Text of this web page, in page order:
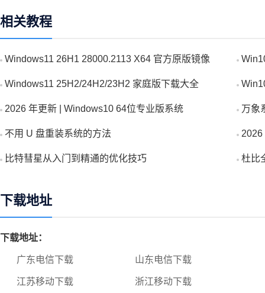
相关教程
Windows11 26H1 28000.2113 X64 官方原版镜像
Windows11 25H2/24H2/23H2 家庭版下载大全
2026 年更新 | Windows10 64位专业版系统 万象
不用 U 盘重装系统的方法 2026
比特彗星从入门到精通的优化技巧 杜比
下载地址
下载地址：
广东电信下载 山东电信下载
江苏移动下载 浙江移动下载